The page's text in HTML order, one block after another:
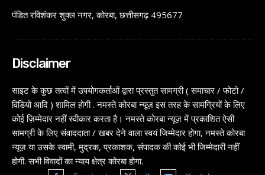
पंडित रविशंकर शुक्ल नगर, कोरबा, छत्तीसगढ़ 495677
Disclaimer
साइट के कुछ तत्वों में उपयोगकर्ताओं द्वारा प्रस्तुत सामग्री ( समाचार / फोटो /
विडियो आदि ) शामिल होगी . नमस्ते कोरबा न्यूज़ इस तरह के सामग्रियों के लिए
कोई ज़िम्मेदार नहीं स्वीकार करता है। नमस्ते कोरबा न्यूज़ में प्रकाशित ऐसी
सामग्री के लिए संवाददाता / खबर देने वाला स्वयं जिम्मेदार होगा, नमस्ते कोरबा
न्यूज़ या उसके स्वामी, मुद्रक, प्रकाशक, संपादक की कोई भी जिम्मेदारी नहीं
होगी. सभी विवादों का न्याय क्षेत्र कोरबा होगा.